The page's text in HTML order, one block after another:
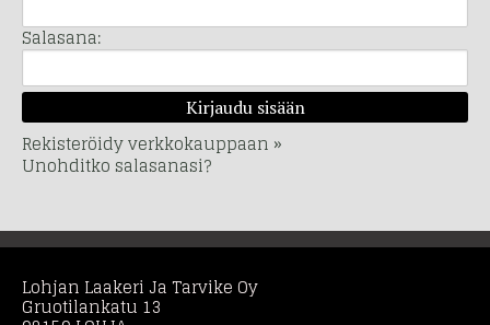
Salasana:
Rekisteröidy verkkokauppaan »
Unohditko salasanasi?
Lohjan Laakeri Ja Tarvike Oy
Gruotilankatu 13